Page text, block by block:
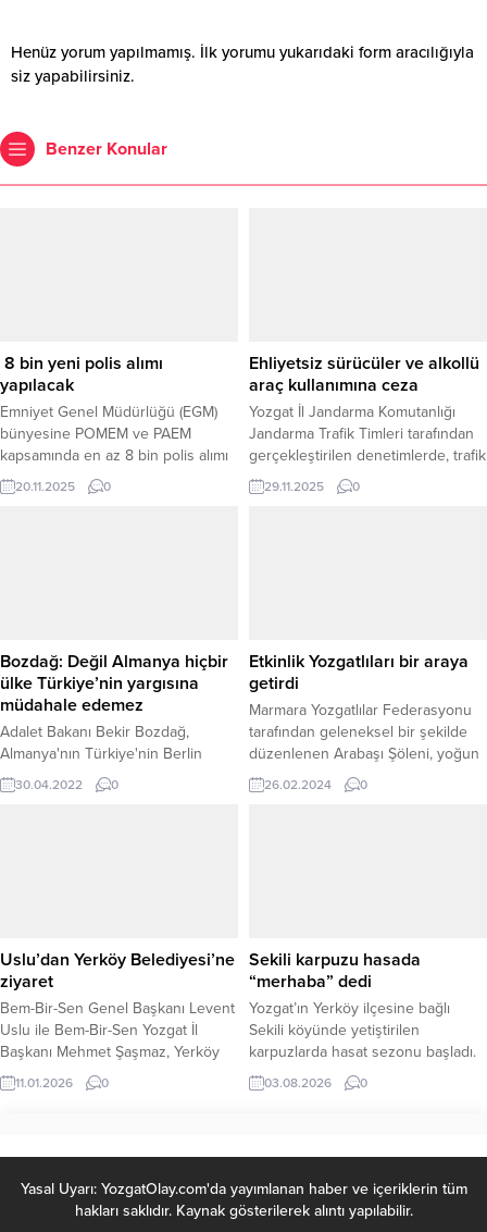
Henüz yorum yapılmamış. İlk yorumu yukarıdaki form aracılığıyla
siz yapabilirsiniz.
Benzer Konular
8 bin yeni polis alımı
yapılacak
Emniyet Genel Müdürlüğü (EGM)
bünyesine POMEM ve PAEM
kapsamında en az 8 bin polis alımı
yapılacağı açıklandı. Polis olmak
isteyen adayların merakla takip
emekliye ayrıldığını...
20.11.2025 0
Ehliyetsiz sürücüler ve alkollü
araç kullanımına ceza
Yozgat İl Jandarma Komutanlığı
Jandarma Trafik Timleri tarafından
gerçekleştirilen denetimlerde, trafik
güvenliğini tehlikeye düşüren üç
ayrı ihlal tespit edildi. İl genelinde
Jandarma Komutanlığı Trafik...
29.11.2025 0
Bozdağ: Değil Almanya hiçbir
ülke Türkiye’nin yargısına
müdahale edemez
Adalet Bakanı Bekir Bozdağ,
Almanya'nın Türkiye'nin Berlin
Büyükelçisi'ni görülmekte olan bir
dava nedeniyle dışişleri bakanlığına
30.04.2022 0
Etkinlik Yozgatlıları bir araya
getirdi
Marmara Yozgatlılar Federasyonu
tarafından geleneksel bir şekilde
düzenlenen Arabaşı Şöleni, yoğun
katılım ile Bursa’da gerçekleştirildi.
26.02.2024 0
Uslu’dan Yerköy Belediyesi’ne
ziyaret
Bem-Bir-Sen Genel Başkanı Levent
Uslu ile Bem-Bir-Sen Yozgat İl
Başkanı Mehmet Şaşmaz, Yerköy
Belediyesi’ni ziyaret etti. Ziyarette,
Yerköy Belediye Başkanı Fatih
de buluştu. Gerçekleştirilen ziyaret
kapsamında çalışma hayatına dair
güncel konular ele alınırken,
11.01.2026 0
Sekili karpuzu hasada
“merhaba” dedi
Yozgat’ın Yerköy ilçesine bağlı
Sekili köyünde yetiştirilen
karpuzlarda hasat sezonu başladı.
Türkiye’nin birçok bölgesinde
karpuz hasadı sona yaklaşırken,
tarlalardan toplanarak ülkenin dört
bir yanındaki pazarlara
gönderilmeye başlandı. Kalitesi,
03.08.2026 0
Yasal Uyarı: YozgatOlay.com'da yayımlanan haber ve içeriklerin tüm
hakları saklıdır. Kaynak gösterilerek alıntı yapılabilir.